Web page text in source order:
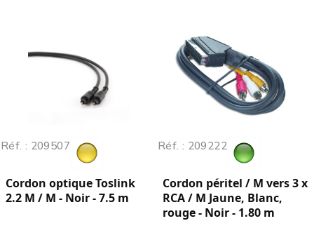
Réf. : 209507
Cordon optique Toslink
2.2 M / M - Noir - 7.5 m
Réf. : 209222
Cordon péritel / M vers 3 x
RCA / M Jaune, Blanc,
rouge - Noir - 1.80 m